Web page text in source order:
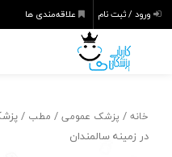
ورود / ثبت نام علاقه‌مندی ها
خانه / پزشک عمومی / مطب /
در زمینه سالمندان